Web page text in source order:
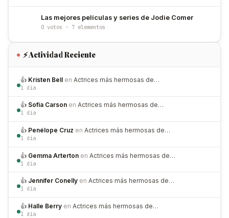
Las mejores películas y series de Jodie Comer
0 votos · 7 elementos
⚡ Actividad Reciente
👍 Kristen Bell en Actrices más hermosas de…
1 día
👍 Sofia Carson en Actrices más hermosas de…
1 día
👍 Penélope Cruz en Actrices más hermosas de…
1 día
👍 Gemma Arterton en Actrices más hermosas de…
1 día
👍 Jennifer Conelly en Actrices más hermosas de…
1 día
👍 Halle Berry en Actrices más hermosas de…
1 día